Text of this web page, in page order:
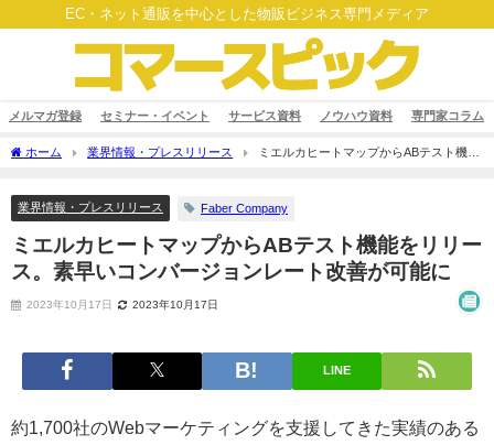
EC・ネット通販を中心とした物販ビジネス専門メディア
メルマガ登録 セミナー・イベント サービス資料 ノウハウ資料 専門家コラム
ホーム 業界情報・プレスリリース
ミエルカヒートマップからABテスト機能
業界情報・プレスリリース Faber Company
ミエルカヒートマップからABテスト機能をリリー
ス。素早いコンバージョンレート改善が可能に
2023年10月17日 2023年10月17日
LINE
約1,700社のWebマーケティングを支援してきた実績のある